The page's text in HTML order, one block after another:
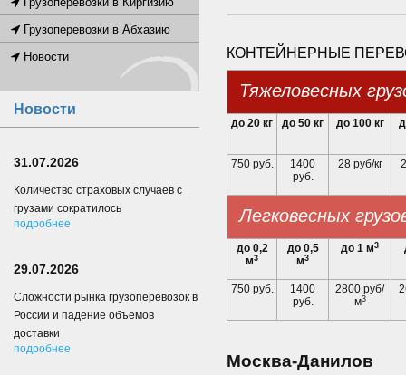
КОНТЕЙНЕРНЫЕ
Тяжеловесных
до 20 кг до 50 кг до 100 кг
750 руб.
1400
руб.
28 руб/кг
Легковесных
до 0,2
м3
до 0,5
м3
до 1 м3
750 руб.
1400
руб.
2800 руб/
м3
Москва-Данилов
Грузоперевозки в Абхазию
Новости
Новости
31.07.2026
Количество страховых случаев с
грузами сократилось
подробнее
29.07.2026
Сложности рынка грузоперевозок в
России и падение объемов
доставки
подробнее